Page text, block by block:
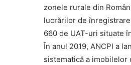
zonele rurale din
lucrărilor de
660 de UAT-uri situate
În anul 2019, ANCPI a
sistematică a